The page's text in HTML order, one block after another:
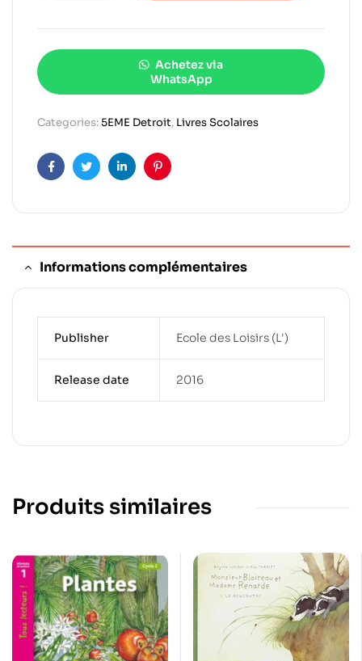
Achetez via
WhatsApp
Categories:5EME Detroit, Livres Scolaires
FacebookTwitterLinkedinPinterest
Informations complémentaires
Publisher Ecole des Loisirs (L')
Release date 2016
Produits similaires